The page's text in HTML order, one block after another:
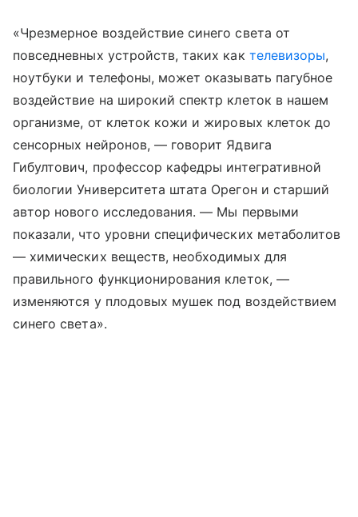
«Чрезмерное воздействие синего света от
повседневных устройств, таких как телевизоры,
ноутбуки и телефоны, может оказывать пагубное
воздействие на широкий спектр клеток в нашем
организме, от клеток кожи и жировых клеток до
сенсорных нейронов, — говорит Ядвига
Гибултович, профессор кафедры интегративной
биологии Университета штата Орегон и старший
автор нового исследования. — Мы первыми
показали, что уровни специфических метаболитов
— химических веществ, необходимых для
правильного функционирования клеток, —
изменяются у плодовых мушек под воздействием
синего света».